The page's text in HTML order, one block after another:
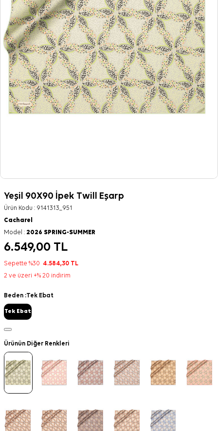
Yeşil 90X90 İpek Twill Eşarp
Ürün Kodu : 9141313_951
Cacharel
Model : 2026 SPRING-SUMMER
6.549,00 TL
Sepette %30 4.584,30 TL
2 ve üzeri +% 20 indirim
Beden :Tek Ebat
Tek Ebat
Ürünün Diğer Renkleri